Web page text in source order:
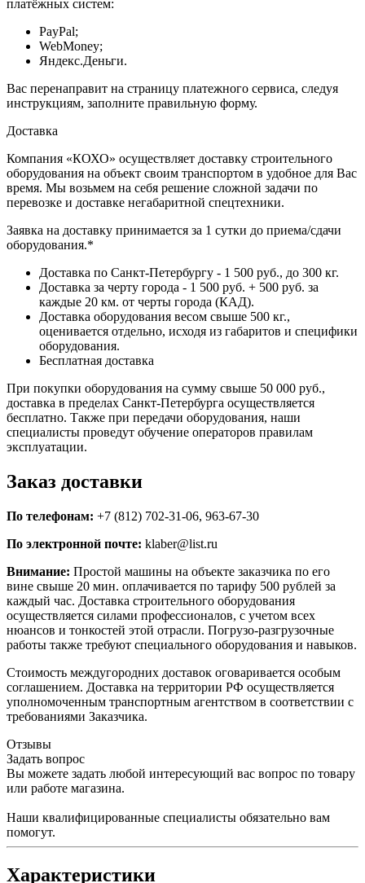
платёжных систем:
PayPal;
WebMoney;
Яндекс.Деньги.
Вас перенаправит на страницу платежного сервиса, следуя
инструкциям, заполните правильную форму.
Доставка
Компания «КОХО» осуществляет доставку строительного
оборудования на объект своим транспортом в удобное для Вас
время. Мы возьмем на себя решение сложной задачи по
перевозке и доставке негабаритной спецтехники.
Заявка на доставку принимается за 1 сутки до приема/сдачи
оборудования.*
Доставка по Санкт-Петербургу - 1 500 руб., до 300 кг.
Доставка за черту города - 1 500 руб. + 500 руб. за
каждые 20 км. от черты города (КАД).
Доставка оборудования весом свыше 500 кг.,
оценивается отдельно, исходя из габаритов и специфики
оборудования.
Бесплатная доставка
При покупки оборудования на сумму свыше 50 000 руб.,
доставка в пределах Санкт-Петербурга осуществляется
бесплатно. Также при передачи оборудования, наши
специалисты проведут обучение операторов правилам
эксплуатации.
Заказ доставки
По телефонам: +7 (812) 702-31-06, 963-67-30
По электронной почте: klaber@list.ru
Внимание: Простой машины на объекте заказчика по его
вине свыше 20 мин. оплачивается по тарифу 500 рублей за
каждый час. Доставка строительного оборудования
осуществляется силами профессионалов, с учетом всех
нюансов и тонкостей этой отрасли. Погрузо-разгрузочные
работы также требуют специального оборудования и навыков.
Стоимость междугородних доставок оговаривается особым
соглашением. Доставка на территории РФ осуществляется
уполномоченным транспортным агентством в соответствии с
требованиями Заказчика.
Отзывы
Задать вопрос
Вы можете задать любой интересующий вас вопрос по товару
или работе магазина.
Наши квалифицированные специалисты обязательно вам
помогут.
Характеристики